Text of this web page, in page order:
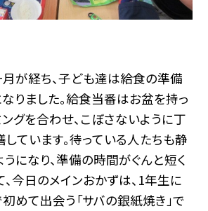
が経ち、子ども達は給食の準備
りました。給食当番はお盆を持っ
グを合わせ、こぼさないように丁
ています。待っている人たちも静
になり、準備の時間がぐんと短く
、今日のメインおかずは、1年生に
めて出会う「サバの銀紙焼き」で